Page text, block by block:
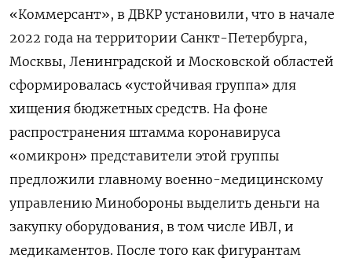
«Коммерсант», в ДВКР установили, что в начале
2022 года на территории Санкт-Петербурга,
Москвы, Ленинградской и Московской областей
сформировалась «устойчивая группа» для
хищения бюджетных средств. На фоне
распространения штамма коронавируса
«омикрон» представители этой группы
предложили главному военно-медицинскому
управлению Минобороны выделить деньги на
закупку оборудования, в том числе ИВЛ, и
медикаментов. После того как фигурантам